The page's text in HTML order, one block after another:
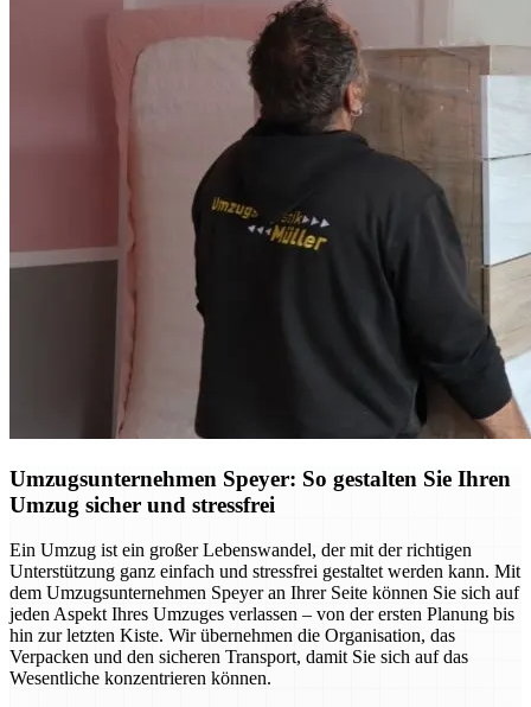
Umzugsunternehmen Speyer: So gestalten Sie Ihren
Umzug sicher und stressfrei
Ein Umzug ist ein großer Lebenswandel, der mit der richtigen
Unterstützung ganz einfach und stressfrei gestaltet werden kann. Mit
dem Umzugsunternehmen Speyer an Ihrer Seite können Sie sich auf
jeden Aspekt Ihres Umzuges verlassen – von der ersten Planung bis
hin zur letzten Kiste. Wir übernehmen die Organisation, das
Verpacken und den sicheren Transport, damit Sie sich auf das
Wesentliche konzentrieren können.